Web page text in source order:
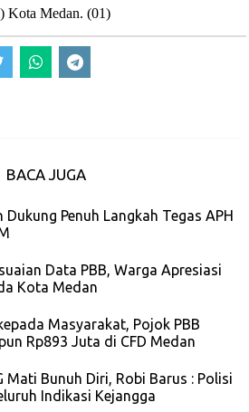
Kota Medan. (01)
BACA JUGA
Dukung Penuh Langkah Tegas APH
Data PBB, Warga Apresiasi
Kota Medan
Masyarakat, Pojok PBB
Rp893 Juta di CFD Medan
Mati Bunuh Diri, Robi Barus : Polisi
Indikasi Kejangga